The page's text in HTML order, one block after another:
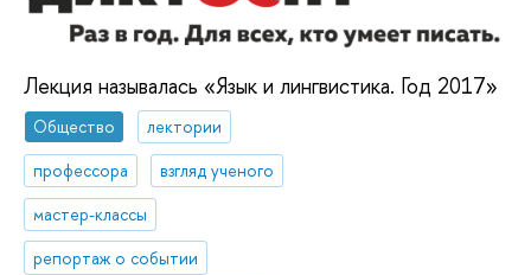
Лекция называлась «Язык и лингвистика. Год 2017»
Общество
лектории
профессора
взгляд ученого
мастер-классы
репортаж о событии